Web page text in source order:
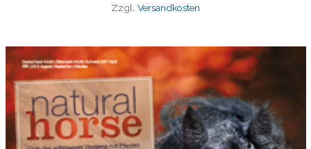
Zzgl. Versandkosten